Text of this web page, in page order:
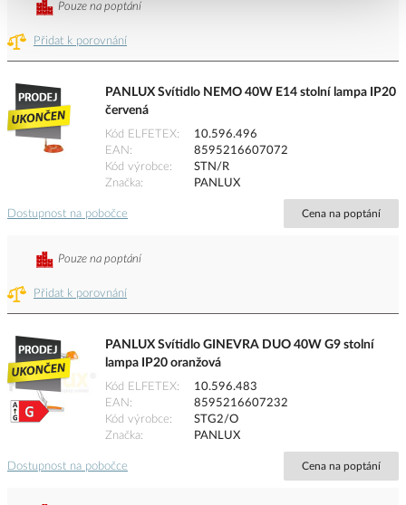
Přidat k porovnání
Pouze na poptání
PANLUX Svítidlo NEMO 40W E14 stolní lampa IP20
červená
Kód ELFETEX
10.596.496
EAN
8595216607072
Kód výrobce
STN/R
Značka
PANLUX
Dostupnost na pobočce Cena na poptání
Přidat k porovnání
Pouze na poptání
PANLUX Svítidlo GINEVRA DUO 40W G9 stolní
lampa IP20 oranžová
Kód ELFETEX
10.596.483
EAN
8595216607232
Kód výrobce
STG2/O
Značka
PANLUX
Dostupnost na pobočce Cena na poptání